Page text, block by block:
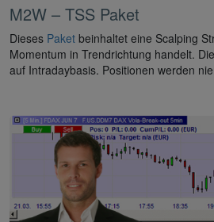
M2W – TSS Paket
Dieses Paket beinhaltet eine Scalping
Momentum in Trendrichtung handelt.
auf Intradaybasis. Positionen werden